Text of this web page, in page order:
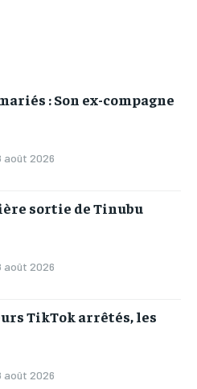
: Son ex-compagne
août 2026
sortie de Tinubu
août 2026
TikTok arrêtés, les
août 2026